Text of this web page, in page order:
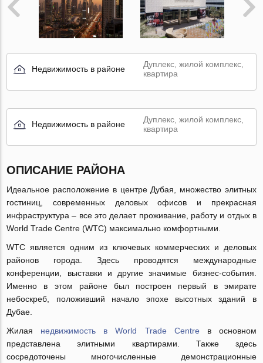
Недвижимость в районе
Дуплекс, жилой комплекс,
квартира
Недвижимость в районе
Дуплекс, жилой комплекс,
квартира
ОПИСАНИЕ РАЙОНА
Идеальное расположение в центре Дубая, множество элитных
гостиниц, современных деловых офисов и прекрасная
инфраструктура – все это делает проживание, работу и отдых в
World Trade Centre (WTC) максимально комфортными.
WTC является одним из ключевых коммерческих и деловых
районов города. Здесь проводятся международные
конференции, выставки и другие значимые бизнес-события.
Именно в этом районе был построен первый в эмирате
небоскреб, положивший начало эпохе высотных зданий в
Дубае.
Жилая недвижимость в World Trade Centre в основном
представлена элитными квартирами. Также здесь
сосредоточены многочисленные демонстрационные